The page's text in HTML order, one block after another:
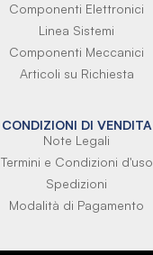
Componenti Elettronici
Linea Sistemi
Componenti Meccanici
Articoli su Richiesta
CONDIZIONI DI VENDITA
Note Legali
Termini e Condizioni d'uso
Spedizioni
Modalità di Pagamento